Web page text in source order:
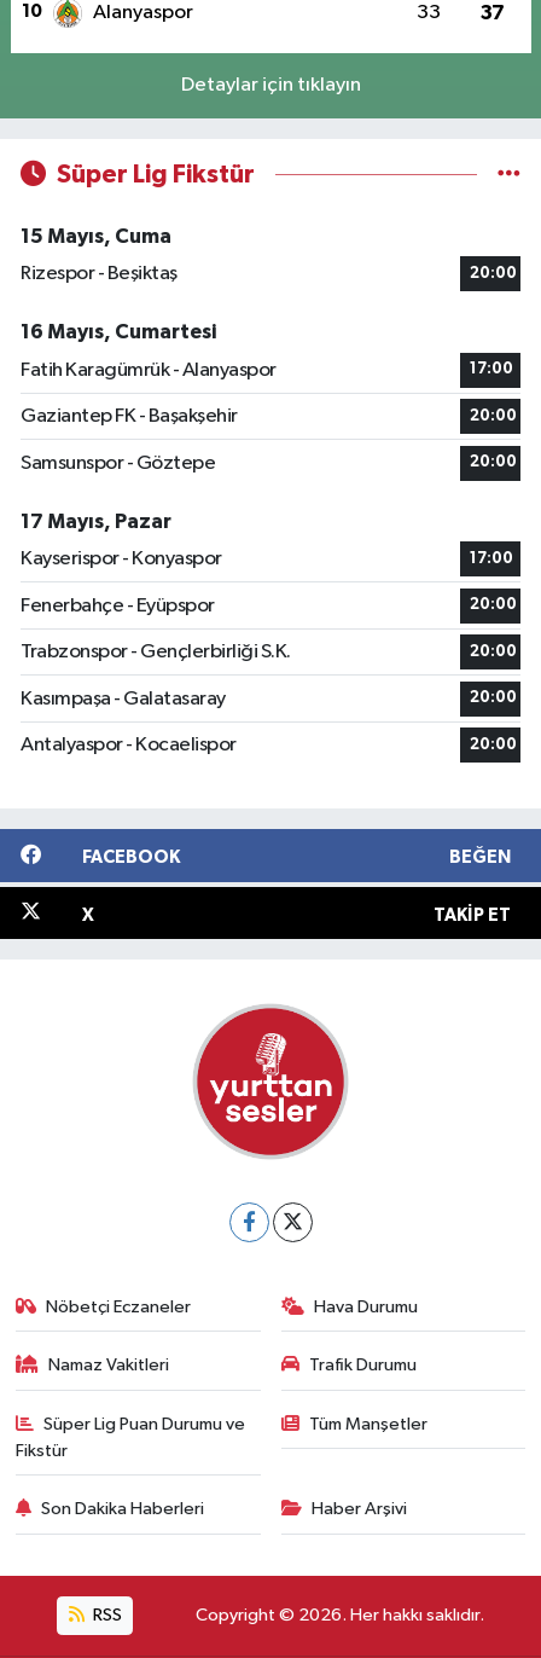
10 Alanyaspor 33 37
Detaylar için tıklayın
Süper Lig Fikstür
15 Mayıs, Cuma
Rizespor - Beşiktaş
20:00
16 Mayıs, Cumartesi
Fatih Karagümrük - Alanyaspor
17:00
Gaziantep FK - Başakşehir 20:00
Samsunspor - Göztepe 20:00
17 Mayıs, Pazar
Kayserispor - Konyaspor
17:00
Fenerbahçe - Eyüpspor 20:00
Trabzonspor - Gençlerbirliği S.K. 20:00
Kasımpaşa - Galatasaray 20:00
Antalyaspor - Kocaelispor 20:00
FACEBOOK BEĞEN
X TAKIP ET
Nöbetçi Eczaneler Hava Durumu
Namaz Vakitleri Trafik Durumu
Süper Lig Puan Durumu ve
Fikstür
Tüm Manşetler
Son Dakika Haberleri Haber Arşivi
RSS Copyright © 2026. Her hakkı saklıdır.